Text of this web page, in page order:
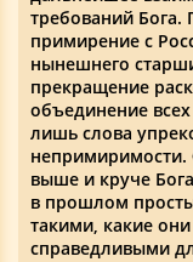
требований Бога.
примирение с
нынешнего
прекращение
объединение
лишь слова
непримиримости.
выше и круче
в прошлом
такими, какие
справедливыми